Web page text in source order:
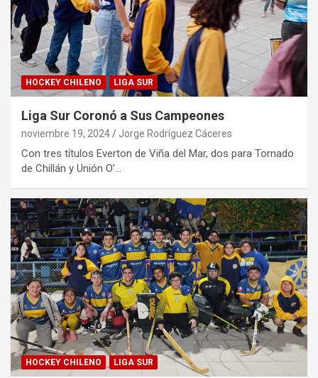
HOCKEY CHILENO LIGA SUR
Liga Sur Coronó a Sus Campeones
noviembre 19, 2024 Jorge Rodríguez Cáceres
Con tres títulos Everton de Viña del Mar, dos para Tornado
de Chillán y Unión O’…
HOCKEY CHILENO LIGA SUR